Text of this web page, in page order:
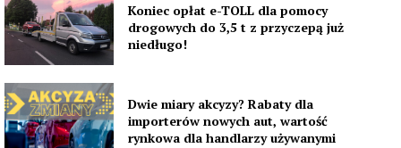
Koniec opłat e-TOLL dla pomocy
drogowych do 3,5 t z przyczepą już
niedługo!
Dwie miary akcyzy? Rabaty dla
importerów nowych aut, wartość
rynkowa dla handlarzy używanymi